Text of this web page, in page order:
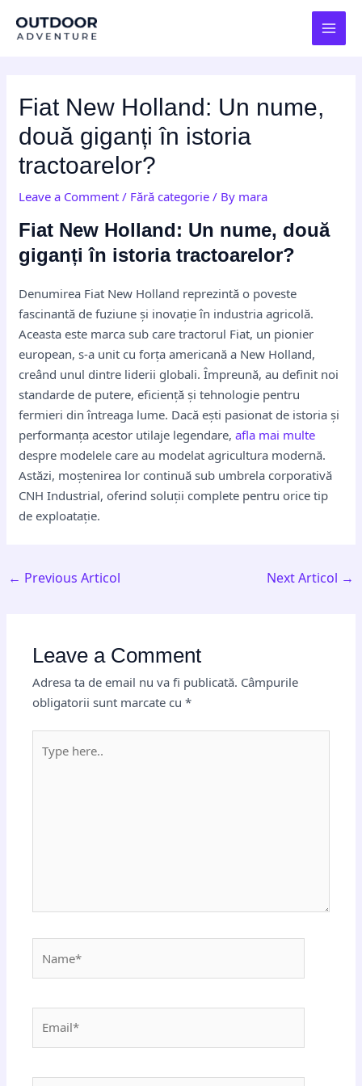
Fiat New Holland: Un nume,
două giganți în istoria
tractoarelor?
Leave a Comment / Fără categorie / By mara
Fiat New Holland: Un nume, două
giganți în istoria tractoarelor?
Denumirea Fiat New Holland reprezintă o poveste
fascinantă de fuziune și inovație în industria agricolă.
Aceasta este marca sub care tractorul Fiat, un pionier
european, s-a unit cu forța americană a New Holland,
creând unul dintre liderii globali. Împreună, au definit noi
standarde de putere, eficiență și tehnologie pentru
fermieri din întreaga lume. Dacă ești pasionat de istoria și
performanța acestor utilaje legendare,afla mai multe
despre modelele care au modelat agricultura modernă.
Astăzi, moștenirea lor continuă sub umbrela corporativă
CNH Industrial, oferind soluții complete pentru orice tip
de exploatație.
navigation
← Previous Articol Next Articol →
Leave a Comment
Adresa ta de email nu va fi publicată. Câmpurile
obligatorii sunt marcate cu*
here..